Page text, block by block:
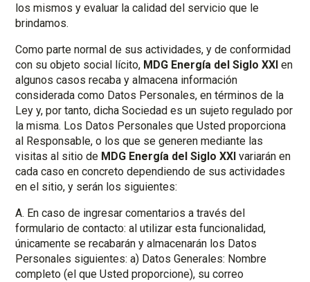
los mismos y evaluar la calidad del servicio que le
brindamos.
Como parte normal de sus actividades, y de conformidad
con su objeto social lícito, MDG Energía del Siglo XXI en
algunos casos recaba y almacena información
considerada como Datos Personales, en términos de la
Ley y, por tanto, dicha Sociedad es un sujeto regulado por
la misma. Los Datos Personales que Usted proporciona
al Responsable, o los que se generen mediante las
visitas al sitio de MDG Energía del Siglo XXI variarán en
cada caso en concreto dependiendo de sus actividades
en el sitio, y serán los siguientes:
A. En caso de ingresar comentarios a través del
formulario de contacto: al utilizar esta funcionalidad,
únicamente se recabarán y almacenarán los Datos
Personales siguientes: a) Datos Generales: Nombre
completo (el que Usted proporcione), su correo